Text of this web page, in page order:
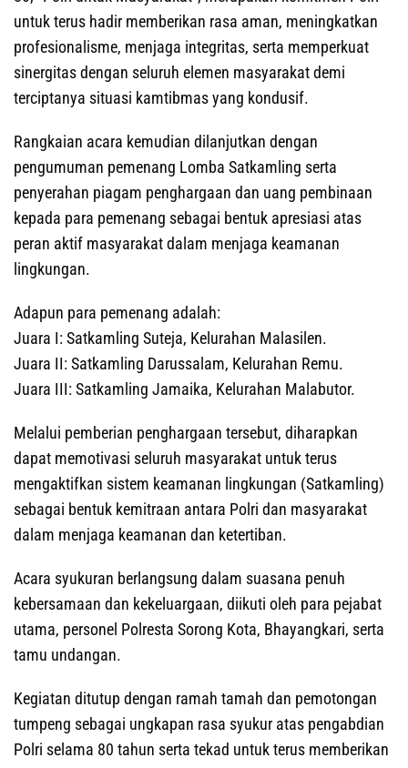
untuk terus hadir memberikan rasa aman, meningkatkan
profesionalisme, menjaga integritas, serta memperkuat
sinergitas dengan seluruh elemen masyarakat demi
terciptanya situasi kamtibmas yang kondusif.
Rangkaian acara kemudian dilanjutkan dengan
pengumuman pemenang Lomba Satkamling serta
penyerahan piagam penghargaan dan uang pembinaan
kepada para pemenang sebagai bentuk apresiasi atas
peran aktif masyarakat dalam menjaga keamanan
lingkungan.
Adapun para pemenang adalah:
Juara I: Satkamling Suteja, Kelurahan Malasilen.
Juara II: Satkamling Darussalam, Kelurahan Remu.
Juara III: Satkamling Jamaika, Kelurahan Malabutor.
Melalui pemberian penghargaan tersebut, diharapkan
dapat memotivasi seluruh masyarakat untuk terus
mengaktifkan sistem keamanan lingkungan (Satkamling)
sebagai bentuk kemitraan antara Polri dan masyarakat
dalam menjaga keamanan dan ketertiban.
Acara syukuran berlangsung dalam suasana penuh
kebersamaan dan kekeluargaan, diikuti oleh para pejabat
utama, personel Polresta Sorong Kota, Bhayangkari, serta
tamu undangan.
Kegiatan ditutup dengan ramah tamah dan pemotongan
tumpeng sebagai ungkapan rasa syukur atas pengabdian
Polri selama 80 tahun serta tekad untuk terus memberikan